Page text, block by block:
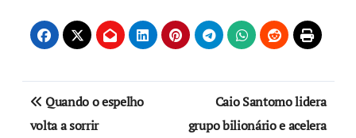
Quando o espelho
volta a sorrir
Caio Santomo lidera
grupo bilionário e acelera